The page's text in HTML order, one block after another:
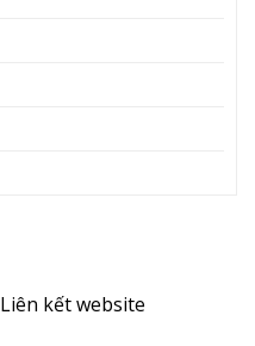
Liên kết website